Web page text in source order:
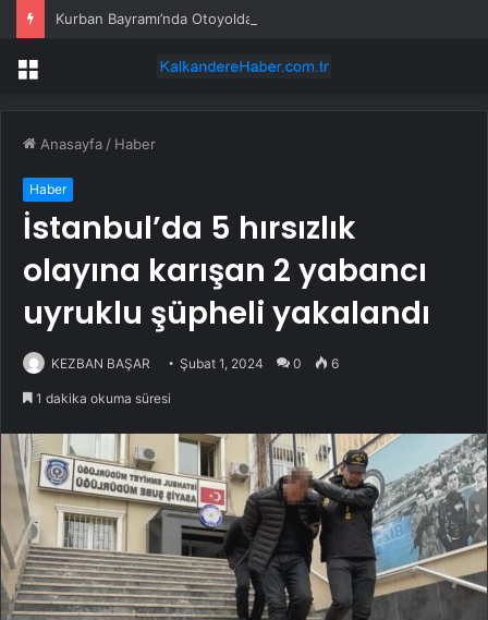
Kurban Bayramı’nda Otoyolda Yoğunluk
Menü
Anasayfa / Haber
Haber
İstanbul’da 5 hırsızlık
olayına karışan 2 yabancı
uyruklu şüpheli yakalandı
KEZBAN BAŞAR Şubat 1, 2024 0 6
1 dakika okuma süresi